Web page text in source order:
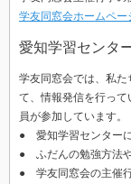
学友同窓会ホームペー
愛知学習センタ
学友同窓会では、私
て、情報発信を行っ
員が参加しています。
● 愛知学習センター
● ふだんの勉強方法
● 学友同窓会の主催